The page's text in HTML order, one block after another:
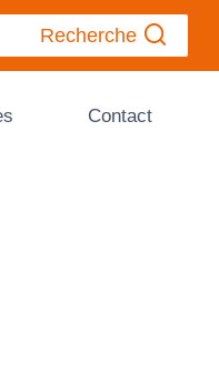
Recherche
Contact